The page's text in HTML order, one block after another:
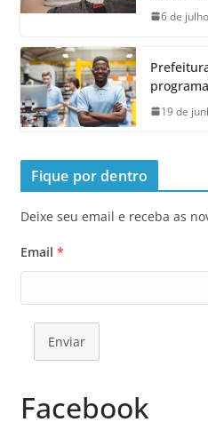
6 de
19 de
Fique por dentro
Deixe seu email e receba as
Email *
Enviar
Facebook